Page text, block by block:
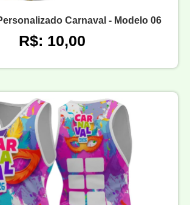
Carnaval - Modelo 06
R$: 10,00